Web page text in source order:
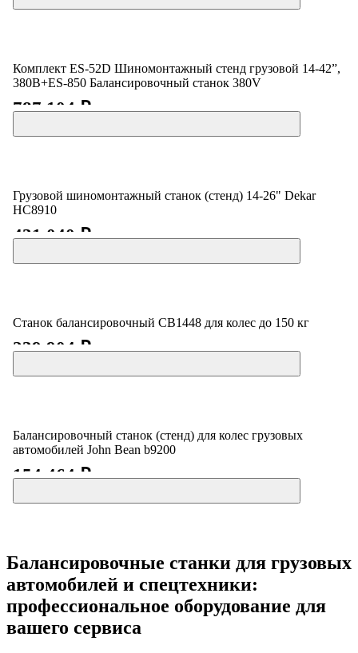
Комплект ES-52D Шиномонтажный стенд грузовой 14-42”,
380В+ES-850 Балансировочный станок 380V
787 104 ₽
Грузовой шиномонтажный станок (стенд) 14-26" Dekar
HC8910
431 040 ₽
Станок балансировочный CB1448 для колес до 150 кг
239 904 ₽
Балансировочный станок (стенд) для колес грузовых
автомобилей Jоhn Bean b9200
154 464 ₽
Балансировочные станки для грузовых
автомобилей и спецтехники:
профессиональное оборудование для
вашего сервиса